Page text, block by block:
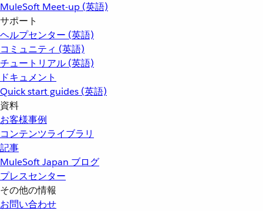
MuleSoft Meet-up (英語)
サポート
ヘルプセンター (英語)
コミュニティ (英語)
チュートリアル (英語)
ドキュメント
Quick start guides (英語)
資料
お客様事例
コンテンツライブラリ
記事
MuleSoft Japan ブログ
プレスセンター
その他の情報
お問い合わせ